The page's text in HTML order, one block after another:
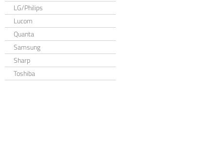
LG/Philips
Lucom
Quanta
Samsung
Sharp
Toshiba